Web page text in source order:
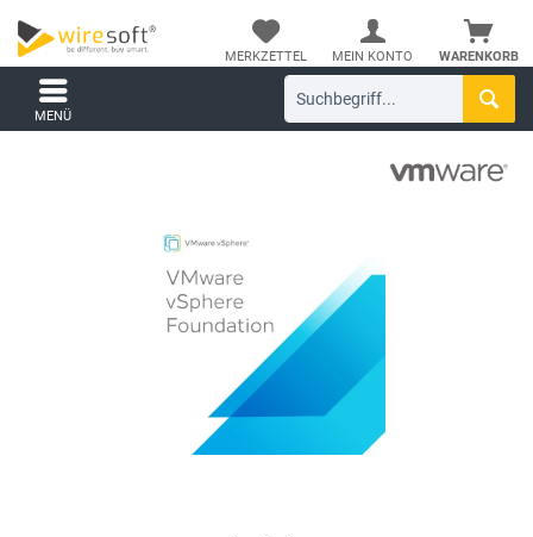
WARENKORB
MERKZETTEL MEIN KONTO
MENÜ